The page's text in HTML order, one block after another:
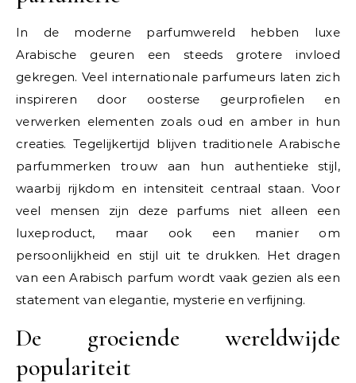
In de moderne parfumwereld hebben luxe
Arabische geuren een steeds grotere invloed
gekregen. Veel internationale parfumeurs laten zich
inspireren door oosterse geurprofielen en
verwerken elementen zoals oud en amber in hun
creaties. Tegelijkertijd blijven traditionele Arabische
parfummerken trouw aan hun authentieke stijl,
waarbij rijkdom en intensiteit centraal staan. Voor
veel mensen zijn deze parfums niet alleen een
luxeproduct, maar ook een manier om
persoonlijkheid en stijl uit te drukken. Het dragen
van een Arabisch parfum wordt vaak gezien als een
statement van elegantie, mysterie en verfijning.
De groeiende wereldwijde
populariteit